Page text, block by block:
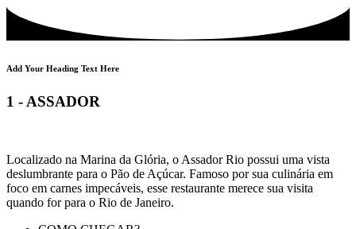
Add Your Heading Text Here
1 - ASSADOR
Localizado na Marina da Glória, o Assador Rio possui uma vista
deslumbrante para o Pão de Açúcar. Famoso por sua culinária em
foco em carnes impecáveis, esse restaurante merece sua visita
quando for para o Rio de Janeiro.